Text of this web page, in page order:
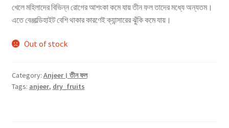
খেলে মহিলাদের বিভিন্ন রোগের আশংকা কমে যায় তীন ফল তাদের মধ্যে অন্যতম।
এতে বেঞ্জাল্ডিহাইট বেশি থাকার কারণেই ক্যান্সারের ঝুঁকি কমে যায়।
Out of stock
Category: Anjeer। তীন ফল
Tags: anjeer, dry_fruits